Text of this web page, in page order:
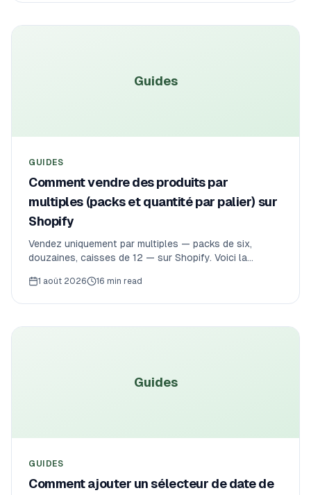
de coffrets.
Guides
GUIDES
Comment vendre des produits par
multiples (packs et quantité par palier) sur
Shopify
Vendez uniquement par multiples — packs de six,
douzaines, caisses de 12 — sur Shopify. Voici la
règles natives ne couvrent que le B2B, et comment
1 août 2026 16 min read
Guides
GUIDES
Comment ajouter un sélecteur de date de